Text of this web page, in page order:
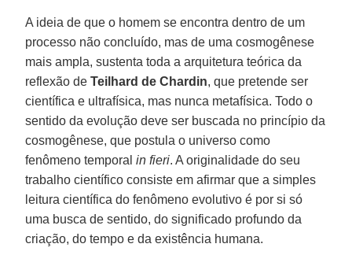
A ideia de que o homem se encontra dentro de um
processo não concluído, mas de uma cosmogênese
mais ampla, sustenta toda a arquitetura teórica da
reflexão deTeilhard de Chardin, que pretende ser
científica e ultrafísica, mas nunca metafísica. Todo o
sentido da evolução deve ser buscada no princípio da
cosmogênese, que postula o universo como
fenômeno temporalin fieri. A originalidade do seu
trabalho científico consiste em afirmar que a simples
leitura científica do fenômeno evolutivo é por si só
uma busca de sentido, do significado profundo da
criação, do tempo e da existência humana.